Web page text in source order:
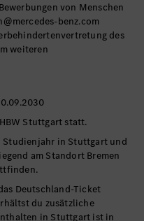
von Menschen
benz.com
des
weiteren
Stuttgart statt.
Studienjahr in Stuttgart und
am Standort Bremen
Deutschland-Ticket
du zusätzliche
in Stuttgart ist in